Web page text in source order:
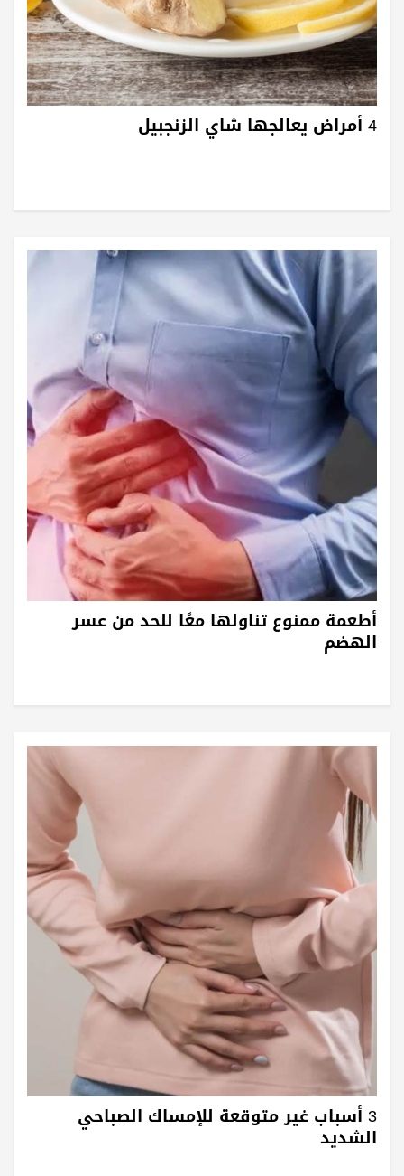
4 أمراض يعالجها شاي الزنجبيل
أطعمة ممنوع تناولها معًا للحد من عسر
الهضم
3 أسباب غير متوقعة للإمساك الصباحي
الشديد